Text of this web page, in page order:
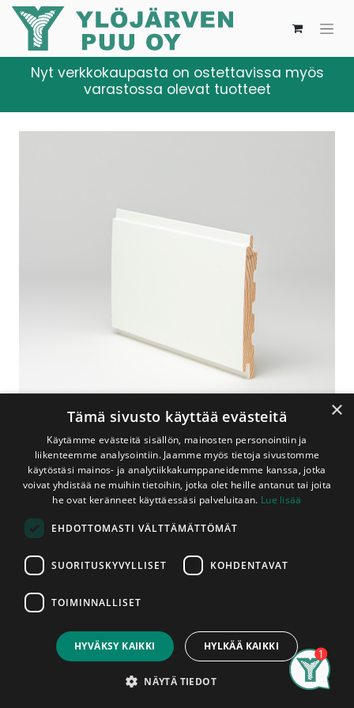
80,00€
Account
Nyt verkkokaupasta on ostettavissa myös
varastossa olevat tuotteet
Shop
Käsitellyt
Mäntypaneeli 15x145x2980 mm STS Valkoinen (1,53
m²/pkt, 4kpl/pkt)
Mäntypaneeli 15x145x2980 mm
STS Valkoinen (1,53 m²/pkt,
4kpl/pkt)
Oksaton mänty, päätypontattu, piilokiinnitys
Oksattomasta sormijatketusta
männystä valmistettu peittävän
×
Tämä sivusto käyttää evästeitä
Käytämme evästeitä sisällön, mainosten personointiin ja
liikenteemme analysointiin. Jaamme myös tietoja sivustomme
käytöstäsi mainos- ja analytiikkakumppaneidemme kanssa, jotka
voivat yhdistää ne muihin tietoihin, jotka olet heille antanut tai joita
he ovat keränneet käyttäessäsi palveluitaan. Lue lisää
EHDOTTOMASTI VÄLTTÄMÄTTÖMÄT
SUORITUSKYVYLLISET KOHDENTAVAT
TOIMINNALLISET
HYVÄKSY KAIKKI HYLKÄÄ KAIKKI
NÄYTÄ TIEDOT